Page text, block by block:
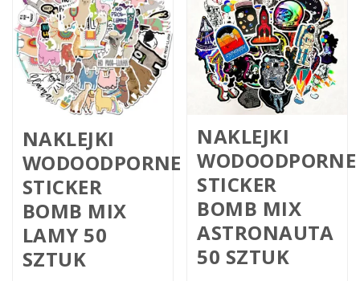
NAKLEJKI
WODOODPORNE
STICKER
BOMB MIX
LAMY 50
SZTUK
NAKLEJKI
WODOODPORNE
STICKER
BOMB MIX
ASTRONAUTA
50 SZTUK